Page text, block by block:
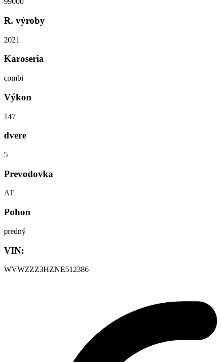
R. výroby
2021
Karoseria
combi
Výkon
147
dvere
5
Prevodovka
AT
Pohon
predný
VIN:
WVWZZZ3HZNE512386